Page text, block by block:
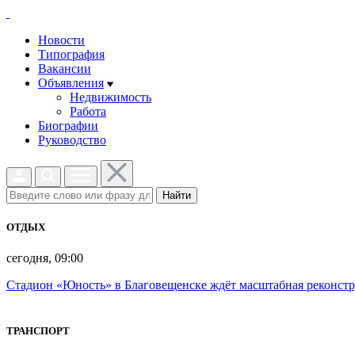
Новости
Типография
Вакансии
Объявления
Недвижимость
Работа
Биографии
Руководство
Найти
ОТДЫХ
сегодня, 09:00
Стадион «Юность» в Благовещенске ждёт масштабная
ТРАНСПОРТ